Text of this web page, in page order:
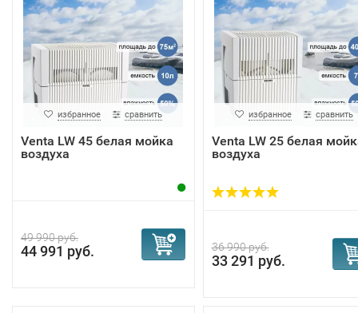
Преимущества мойки воздуха:
Во-первых, мойка воздуха увлажняет равномерно
всей площади. Бесшумный вентилятор прогоняет
прибор весь объем, обеспечивая равномерный
влажности в доме;
Во-вторых, это всегда оптимальный уровень
влажности. Естественное увлажнение по принципу
показатель в районе 45-55%. Переувлажнение в
В-третьих, в мойках воздуха исключено
конденсата. Влажность при естественном
превышает 60%. Поэтому вода не выпадает в
избранное сравнить
Venta LW 45 белая мойка
воздуха
49 990 руб.
44 991 руб.
избранное сравнить
Venta LW 25 белая
воздуха
36 990 руб.
33 291 руб.